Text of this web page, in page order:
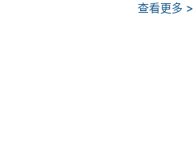
查看更多 >